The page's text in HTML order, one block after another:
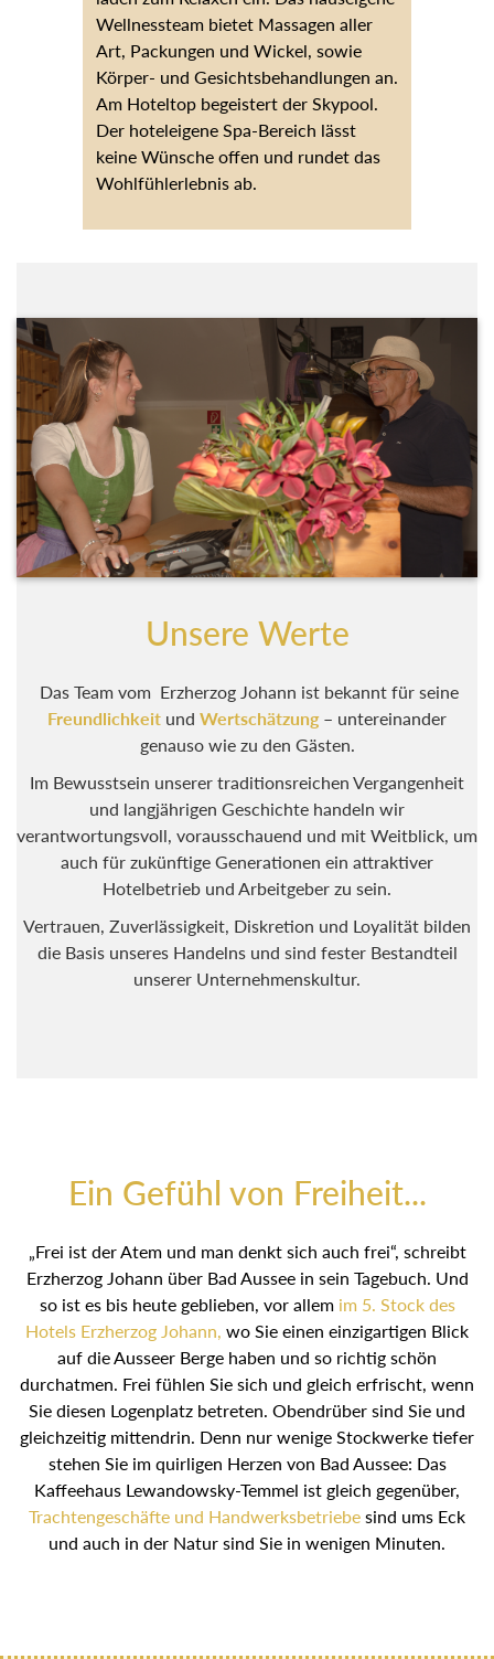
Art, Packungen und Wickel, sowie
Körper- und Gesichtsbehandlungen an.
Am Hoteltop begeistert der Skypool.
Der hoteleigene Spa-Bereich lässt keine
Wünsche offen und rundet das
Wohlfühlerlebnis ab.
FreundlichkeitundWertschätzung – untereinander
genauso wie zu den Gästen.
Im Bewusstsein unserer traditionsreichen Vergangenheit
und langjährigen Geschichte handeln wir
verantwortungsvoll, vorausschauend und mit Weitblick, um
auch für zukünftige Generationen ein attraktiver
Hotelbetrieb und Arbeitgeber zu sein.
Vertrauen, Zuverlässigkeit, Diskretion und Loyalität bilden
die Basis unseres Handelns und sind fester Bestandteil
unserer Unternehmenskultur.
Erzherzog Johann über Bad Aussee in sein Tagebuch. Und so
ist es bis heute geblieben, vor allem im 5. Stock des Hotels
Erzherzog Johann,wo Sie einen einzigartigen Blick auf die
Ausseer Berge haben und so richtig schön durchatmen. Frei
fühlen Sie sich und gleich erfrischt, wenn Sie diesen
Logenplatz betreten. Obendrüber sind Sie und gleichzeitig
mittendrin. Denn nur wenige Stockwerke tiefer stehen Sie im
quirligen Herzen von Bad Aussee: Das Kaffeehaus
Lewandowsky-Temmel ist gleich gegenüber,
Trachtengeschäfte und Handwerksbetriebesind ums Eck und
auch in der Natur sind Sie in wenigen Minuten.